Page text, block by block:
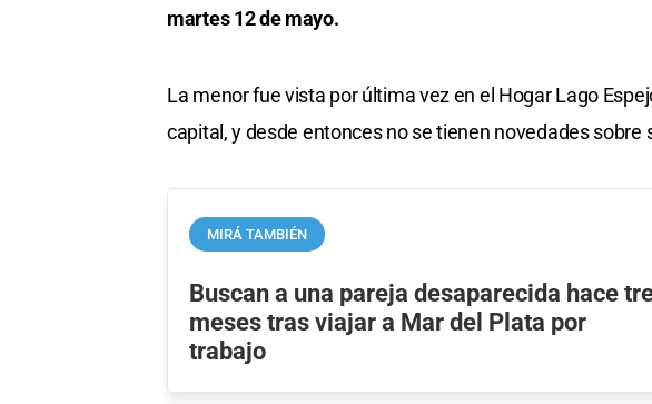
martes 12 de mayo.
La menor fue vista por última vez en el Hogar Lago
capital, y desde entonces no se tienen novedades sobre
MIRÁ TAMBIÉN
Buscan a una pareja desaparecida hace
meses tras viajar a Mar del Plata por
trabajo